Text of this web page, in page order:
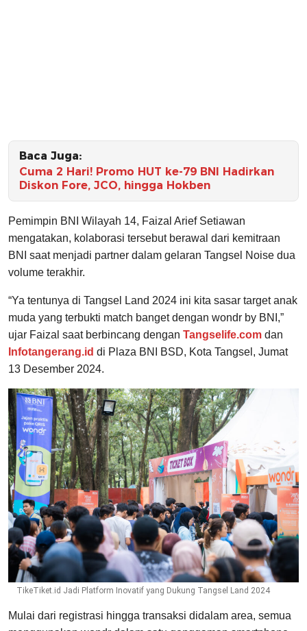
Baca Juga:
Cuma 2 Hari! Promo HUT ke-79 BNI Hadirkan
Diskon Fore, JCO, hingga Hokben
Pemimpin BNI Wilayah 14, Faizal Arief Setiawan
mengatakan, kolaborasi tersebut berawal dari kemitraan
BNI saat menjadi partner dalam gelaran Tangsel Noise dua
volume terakhir.
“Ya tentunya di Tangsel Land 2024 ini kita sasar target anak
muda yang terbukti match banget dengan wondr by BNI,”
ujar Faizal saat berbincang dengan Tangselife.com dan
Infotangerang.id di Plaza BNI BSD, Kota Tangsel, Jumat
13 Desember 2024.
TikeTiket.id Jadi Platform Inovatif yang Dukung Tangsel Land 2024
Mulai dari registrasi hingga transaksi didalam area, semua